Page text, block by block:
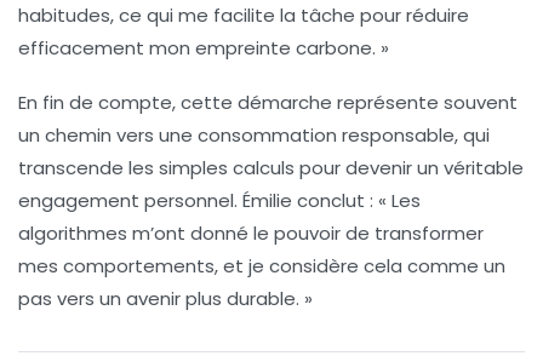
habitudes, ce qui me facilite la tâche pour réduire
efficacement mon empreinte carbone. »
En fin de compte, cette démarche représente souvent
un chemin vers une consommation responsable, qui
transcende les simples calculs pour devenir un véritable
engagement personnel. Émilie conclut : « Les
algorithmes m’ont donné le pouvoir de transformer
mes comportements, et je considère cela comme un
pas vers un avenir plus durable. »